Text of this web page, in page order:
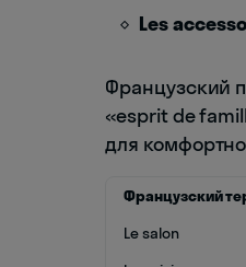
Les
Французский
«esprit de
для
Французский
Le salon